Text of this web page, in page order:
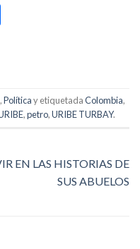
,Políticay etiquetadaColombia,
,petro,URIBE TURBAY.
EN LAS HISTORIAS DE
SUS ABUELOS